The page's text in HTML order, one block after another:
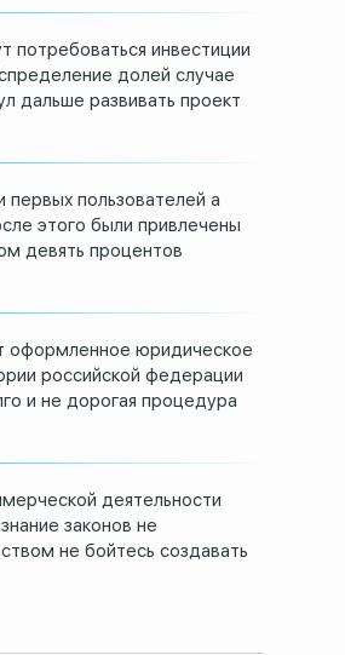
потребоваться инвестиции
долей случае
дальше развивать проект
первых пользователей а
этого были привлечены
девять процентов
оформленное юридическое
российской федерации
и не дорогая процедура
деятельности
законов не
не бойтесь создавать